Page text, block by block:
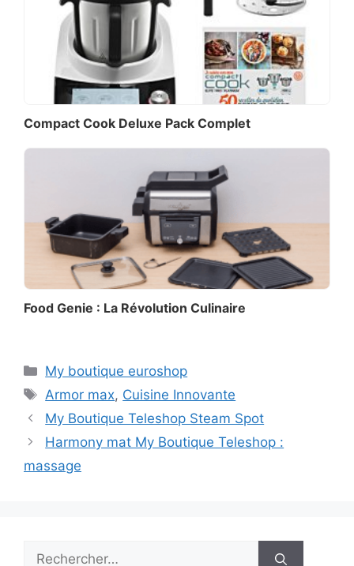
Compact Cook Deluxe Pack Complet
Food Genie : La Révolution Culinaire
Catégories
My boutique euroshop
Étiquettes
Armor max, Cuisine Innovante
My Boutique Teleshop Steam Spot
Harmony mat My Boutique Teleshop :
massage
Rechercher :